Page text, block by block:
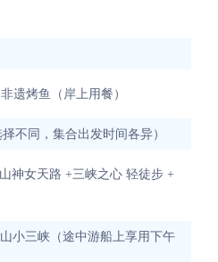
遗烤鱼（岸上用餐）
不同，集合出发时间各异）
神女天路 +三峡之心 轻徒步 +
小三峡（途中游船上享用下午